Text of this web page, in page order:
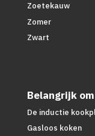
Zoetekauw
Zomer
Zwart
Belangrijk
De inductie
Gasloos koken